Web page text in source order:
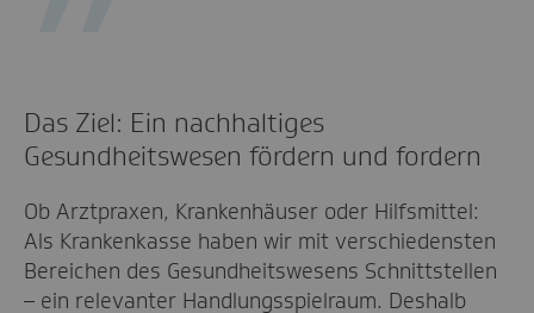
Das Ziel: Ein nachhaltiges
Gesundheitswesen fördern und fordern
Ob Arztpraxen, Krankenhäuser oder Hilfsmittel:
Als Krankenkasse haben wir mit verschiedensten
Bereichen des Gesundheitswesens Schnittstellen
– ein relevanter Handlungsspielraum. Deshalb